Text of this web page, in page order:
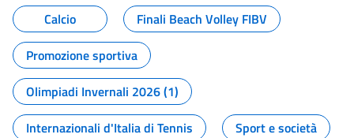
Calcio
Finali Beach Volley FIBV
Promozione sportiva
Olimpiadi Invernali 2026 (1)
Internazionali d'Italia di Tennis
Sport e società